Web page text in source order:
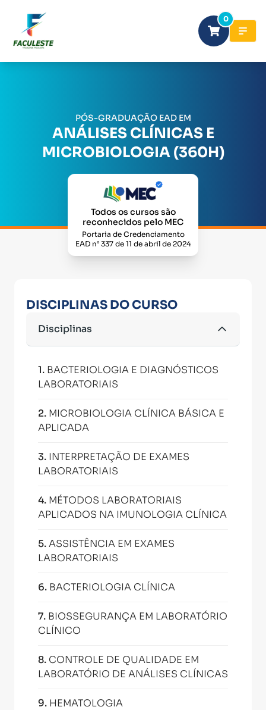
0
PÓS-GRADUAÇÃO EAD EM
ANÁLISES CLÍNICAS E
MICROBIOLOGIA (360H)
Todos os cursos são
reconhecidos pelo MEC
Portaria de Credenciamento
EAD n° 337 de 11 de abril de 2024
DISCIPLINAS DO CURSO
Disciplinas
1. BACTERIOLOGIA E DIAGNÓSTICOS
LABORATORIAIS
2. MICROBIOLOGIA CLÍNICA BÁSICA E
APLICADA
3. INTERPRETAÇÃO DE EXAMES
LABORATORIAIS
4. MÉTODOS LABORATORIAIS
APLICADOS NA IMUNOLOGIA CLÍNICA
5.ASSISTÊNCIA EM EXAMES
LABORATORIAIS
6. BACTERIOLOGIA CLÍNICA
7. BIOSSEGURANÇA EM LABORATÓRIO
CLÍNICO
8. CONTROLE DE QUALIDADE EM
LABORATÓRIO DE ANÁLISES CLÍNICAS
9. HEMATOLOGIA